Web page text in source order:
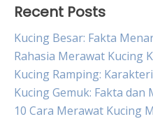
Recent Posts
Kucing Besar: Fakta
Rahasia Merawat Kucing
Kucing Ramping:
Kucing Gemuk: Fakta
10 Cara Merawat Kucing